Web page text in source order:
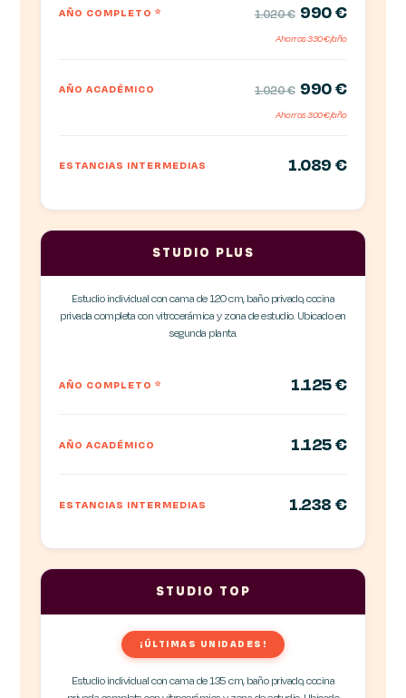
AÑO COMPLETO* 1.020 € 990 €
Ahorras 330 €/año
AÑO ACADÉMICO 1.020 € 990 €
Ahorras 300 €/año
ESTANCIAS INTERMEDIAS 1.089 €
STUDIO PLUS
Estudio individual con cama de 120 cm, baño privado, cocina
privada completa con vitrocerámica y zona de estudio. Ubicado en
segunda planta.
AÑO COMPLETO* 1.125 €
AÑO ACADÉMICO 1.125 €
ESTANCIAS INTERMEDIAS 1.238 €
STUDIO TOP
¡ÚLTIMAS UNIDADES!
Estudio individual con cama de 135 cm, baño privado, cocina